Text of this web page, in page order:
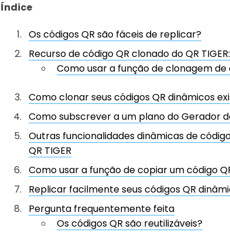
Índice
Os códigos QR são fáceis de replicar?
Recurso de código QR clonado do QR
Como usar a função de clonagem de
Como clonar seus códigos QR dinâmicos
Como subscrever a um plano do Gerador
Outras funcionalidades dinâmicas de
QR TIGER
Como usar a função de copiar um código
Replicar facilmente seus códigos QR
Pergunta frequentemente feita
Os códigos QR são reutilizáveis?